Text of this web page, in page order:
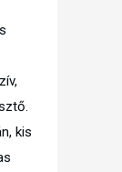
kis